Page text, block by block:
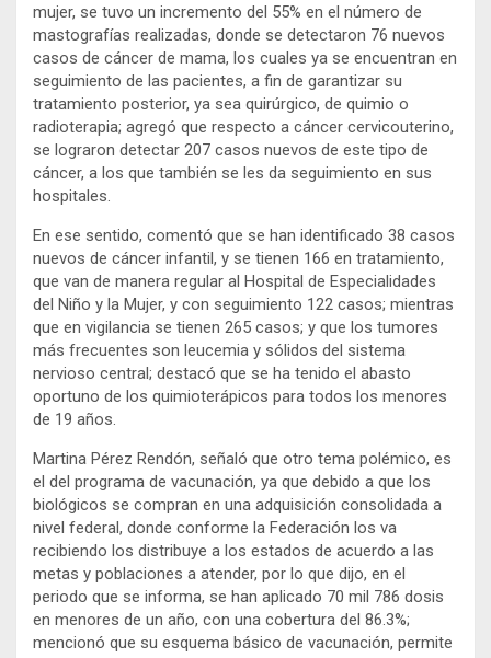
mujer, se tuvo un incremento del 55% en el número de
mastografías realizadas, donde se detectaron 76 nuevos
casos de cáncer de mama, los cuales ya se encuentran en
seguimiento de las pacientes, a fin de garantizar su
tratamiento posterior, ya sea quirúrgico, de quimio o
radioterapia; agregó que respecto a cáncer cervicouterino,
se lograron detectar 207 casos nuevos de este tipo de
cáncer, a los que también se les da seguimiento en sus
hospitales.
En ese sentido, comentó que se han identificado 38 casos
nuevos de cáncer infantil, y se tienen 166 en tratamiento,
que van de manera regular al Hospital de Especialidades
del Niño y la Mujer, y con seguimiento 122 casos; mientras
que en vigilancia se tienen 265 casos; y que los tumores
más frecuentes son leucemia y sólidos del sistema
nervioso central; destacó que se ha tenido el abasto
oportuno de los quimioterápicos para todos los menores
de 19 años.
Martina Pérez Rendón, señaló que otro tema polémico, es
el del programa de vacunación, ya que debido a que los
biológicos se compran en una adquisición consolidada a
nivel federal, donde conforme la Federación los va
recibiendo los distribuye a los estados de acuerdo a las
metas y poblaciones a atender, por lo que dijo, en el
periodo que se informa, se han aplicado 70 mil 786 dosis
en menores de un año, con una cobertura del 86.3%;
mencionó que su esquema básico de vacunación, permite